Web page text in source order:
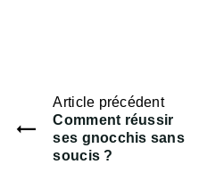
Article précédent
Comment réussir
ses gnocchis sans
soucis ?